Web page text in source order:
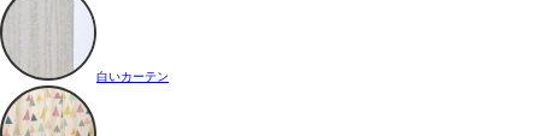
白いカーテン